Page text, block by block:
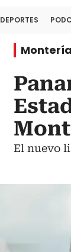
DEPORTES
Montería
El nuevo